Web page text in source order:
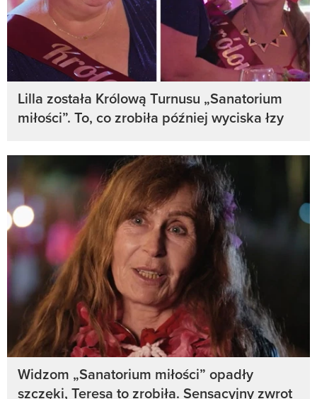
Lilla została Królową Turnusu „Sanatorium
miłości”. To, co zrobiła później wyciska łzy
Widzom „Sanatorium miłości” opadły
szczęki, Teresa to zrobiła. Sensacyjny zwrot